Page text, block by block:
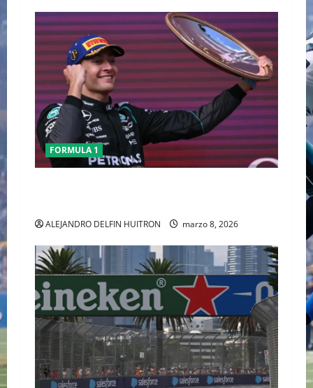
FORMULA 1
ALEJANDRO DELFIN HUITRON marzo 8, 2026